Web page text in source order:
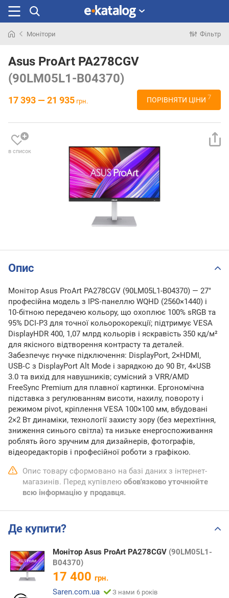
раніше
Монітори Фільтр
Asus ProArt PA278CGV
(90LM05L1-B04370)
17 393 — 21 935 грн. ПОРІВНЯТИ ЦІНИ 7
в список
Опис
Монітор Asus ProArt PA278CGV (90LM05L1-B04370) — 27"
професійна модель з IPS‑панеллю WQHD (2560×1440) і
10‑бітною передачею кольору, що охоплює 100% sRGB та
95% DCI‑P3 для точної кольорокорекції; підтримує VESA
DisplayHDR 400, 1,07 млрд кольорів і яскравість 350 кд/м²
для якісного відтворення контрасту та деталей.
Забезпечує гнучке підключення: DisplayPort, 2×HDMI,
USB‑C з DisplayPort Alt Mode і зарядкою до 90 Вт, 4×USB
3.0 та вихід для навушників; сумісний з VRR/AMD
FreeSync Premium для плавної картинки. Ергономічна
підставка з регулюванням висоти, нахилу, повороту і
режимом pivot, кріплення VESA 100×100 мм, вбудовані
2×2 Вт динаміки, технології захисту зору (без мерехтіння,
зниження синього світла) та низьке енергоспоживання
роблять його зручним для дизайнерів, фотографів,
відеоредакторів і професійної роботи з графікою.
Опис товару сформовано на базі даних з інтернет-
магазинів. Перед купівлею обов'язково уточнюйте
всю інформацію у продавця.
Де купити?
Монітор Asus ProArt PA278CGV (90LM05L1-
B04370)
17 400 грн.
Saren.com.ua
З нами 6 років